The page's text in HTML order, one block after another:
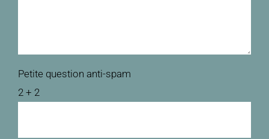
Petite question anti-spam
2 + 2